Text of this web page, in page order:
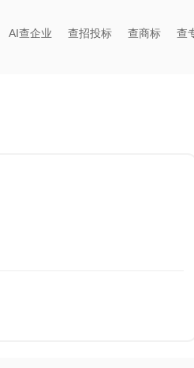
AI查企业 查招投标 查商标 查